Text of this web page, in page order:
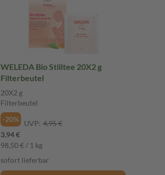
WELEDA Bio Stilltee 20X2 g
Filterbeutel
20X2 g
Filterbeutel
-20%
UVP: 4,95 €
3,94 €
98,50 € / 1 kg
sofort lieferbar